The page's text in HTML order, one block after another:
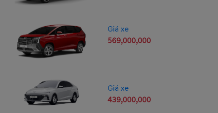
Giá xe
569,000,000
Giá xe
439,000,000